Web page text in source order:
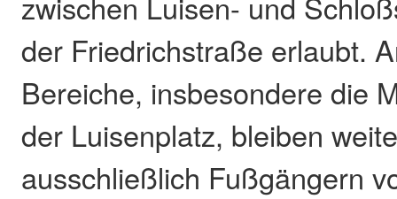
der Friedrichstraße erlaubt.
Bereiche, insbesondere die
der Luisenplatz, bleiben
ausschließlich Fußgängern